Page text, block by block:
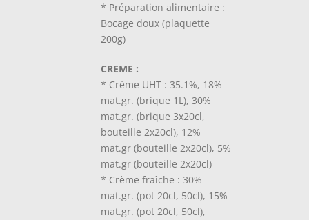
* Préparation alimentaire :
Bocage doux (plaquette
200g)
CREME :
* Crème UHT : 35.1%, 18%
mat.gr. (brique 1L), 30%
mat.gr. (brique 3x20cl,
bouteille 2x20cl), 12%
mat.gr (bouteille 2x20cl), 5%
mat.gr (bouteille 2x20cl)
* Crème fraîche : 30%
mat.gr. (pot 20cl, 50cl), 15%
mat.gr. (pot 20cl, 50cl),